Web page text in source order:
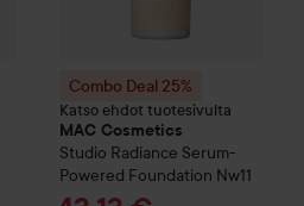
Combo Deal 25%
Katso ehdot tuotesivulta
MAC Cosmetics
Studio Radiance Serum-
Powered Foundation Nw11